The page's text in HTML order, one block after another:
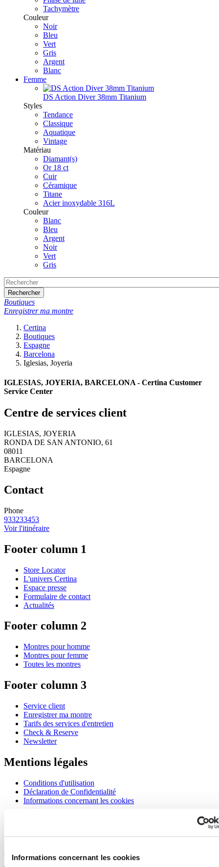
Informations concernant les cookies
Tachymètre
Couleur
Noir
Bleu
Vert
Gris
Argent
Blanc
Femme
DS Action Diver 38mm Titanium
Styles
Tendance
Classique
Aquatique
Vintage
Matériau
Diamant(s)
Or 18 ct
Cuir
Céramique
Titane
Acier inoxydable 316L
Couleur
Blanc
Bleu
Argent
Noir
Vert
Gris
Rechercher
Boutiques
Enregistrer ma montre
Certina
Boutiques
Espagne
Barcelona
Iglesias, Joyeria
IGLESIAS, JOYERIA, BARCELONA - Certina Customer
Service Center
Centre de services client
IGLESIAS, JOYERIA
RONDA DE SAN ANTONIO, 61
08011
BARCELONA
Espagne
Contact
Phone
933233453
Voir l'itinéraire
Footer column 1
Store Locator
L'univers Certina
Espace presse
Formulaire de contact
Actualités
Footer column 2
Montres pour homme
Montres pour femme
Toutes les montres
Footer column 3
Service client
Enregistrer ma montre
Tarifs des services d'entretien
Check & Reserve
Newsletter
Mentions légales
Conditions d'utilisation
Déclaration de Confidentialité
Informations concernant les cookies
Rejoignez le club CERTINA
Sélectionner un pays/une région